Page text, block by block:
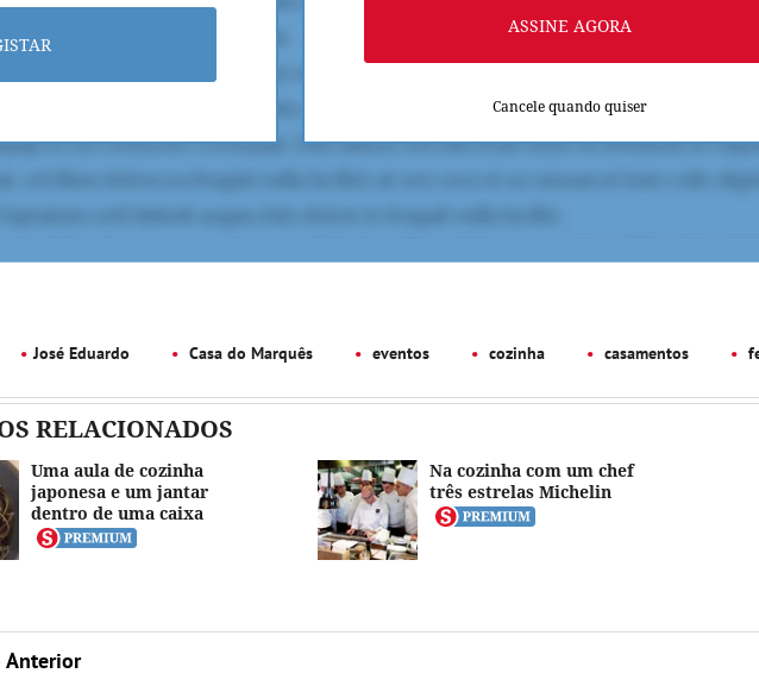
ASSINE AGORA
Cancele quando quiser
José Eduardo Casa do Marquês eventos cozinha casamentos
RELACIONADOS
Uma aula de cozinha
japonesa e um jantar
dentro de uma caixa
Na cozinha com um chef
três estrelas Michelin